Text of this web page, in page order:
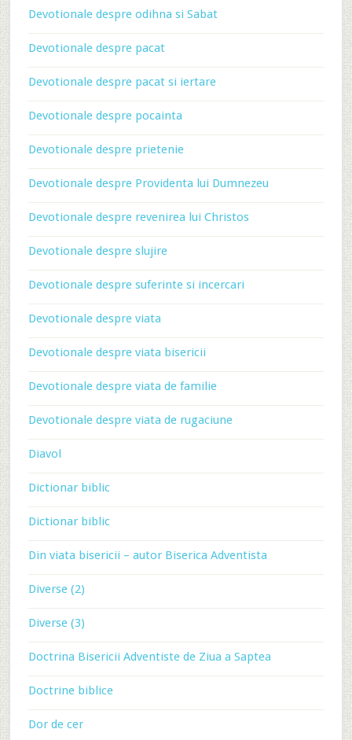
Devotionale despre odihna si Sabat
Devotionale despre pacat
Devotionale despre pacat si iertare
Devotionale despre pocainta
Devotionale despre prietenie
Devotionale despre Providenta lui Dumnezeu
Devotionale despre revenirea lui Christos
Devotionale despre slujire
Devotionale despre suferinte si incercari
Devotionale despre viata
Devotionale despre viata bisericii
Devotionale despre viata de familie
Devotionale despre viata de rugaciune
Diavol
Dictionar biblic
Dictionar biblic
Din viata bisericii – autor Biserica Adventista
Diverse (2)
Diverse (3)
Doctrina Bisericii Adventiste de Ziua a Saptea
Doctrine biblice
Dor de cer